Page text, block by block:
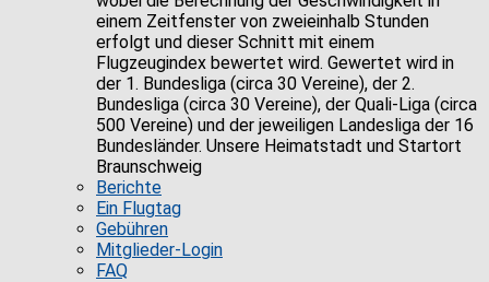
einem Zeitfenster von zweieinhalb Stunden
erfolgt und dieser Schnitt mit einem
Flugzeugindex bewertet wird. Gewertet wird in
der 1. Bundesliga (circa 30 Vereine), der 2.
Bundesliga (circa 30 Vereine), der Quali-Liga (circa
500 Vereine) und der jeweiligen Landesliga der 16
Bundesländer. Unsere Heimatstadt und Startort
Braunschweig
Berichte
Ein Flugtag
Gebühren
Mitglieder-Login
FAQ